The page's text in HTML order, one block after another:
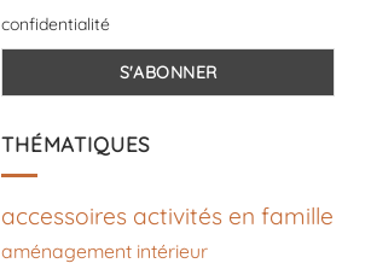
confidentialité
THÉMATIQUES
accessoires activités en famille
aménagement intérieur